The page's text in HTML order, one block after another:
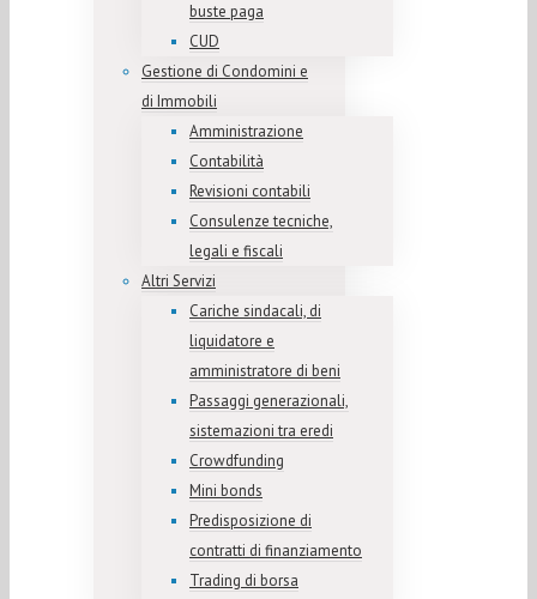
buste paga
CUD
Gestione di Condomini e
di Immobili
Amministrazione
Contabilità
Revisioni contabili
Consulenze tecniche,
legali e fiscali
Altri Servizi
Cariche sindacali, di
liquidatore e
amministratore di beni
Passaggi generazionali,
sistemazioni tra eredi
Crowdfunding
Mini bonds
Predisposizione di
contratti di finanziamento
Trading di borsa